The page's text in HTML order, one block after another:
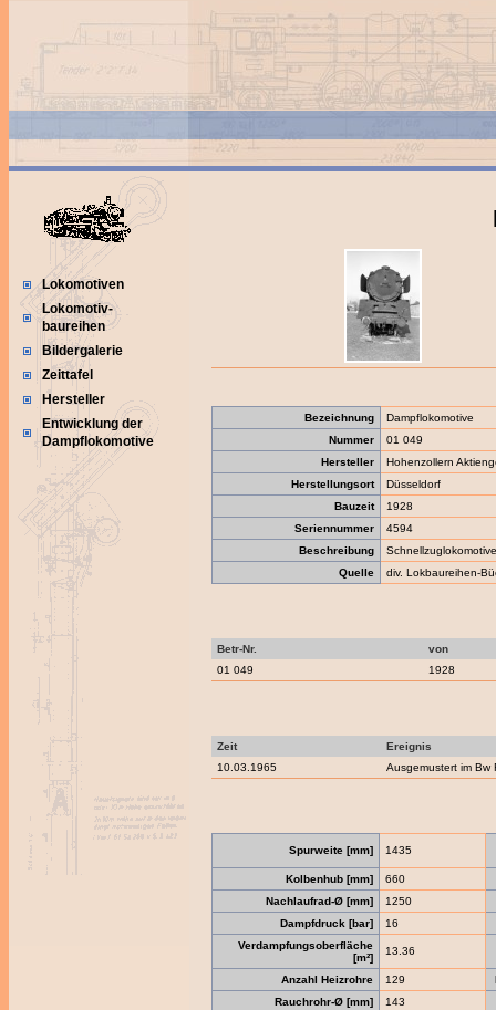
Lokomotiven
Lokomotiv-
baureihen
Bildergalerie
Zeittafel
Hersteller
Entwicklung der
Dampflokomotive
Bezeichnung
Dampflokomotive
Nummer
01 049
Hersteller
Hohenzollern
Herstellungsort
Düsseldorf
Bauzeit
1928
Seriennummer
4594
Beschreibung
Schnellzuglokomotive
Quelle
div. Lokbaureihen-
Betr-Nr.
von
01 049
1928
Zeit
Ereignis
10.03.1965
Ausgemustert im Bw
Spurweite [mm] 1435
Kolbenhub [mm]
660
Nachlaufrad-Ø [mm]
1250
Dampfdruck [bar]
16
Verdampfungsoberfläche
[m²]
13.36
Anzahl Heizrohre 129
Rauchrohr-Ø [mm]
143